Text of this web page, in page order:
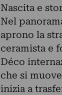
Nascita e
Nel
aprono la
ceramista e
Déco
che si
inizia a